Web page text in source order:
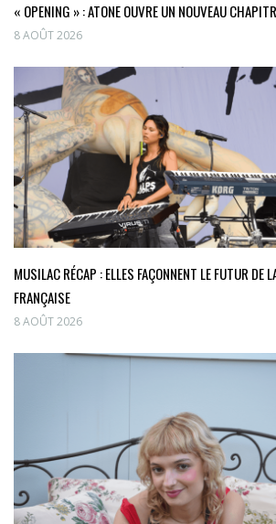
« OPENING » : ATONE OUVRE UN NOUVEAU
8 AOÛT 2026
MUSILAC RÉCAP : ELLES FAÇONNENT LE FUTUR DE
FRANÇAISE
8 AOÛT 2026